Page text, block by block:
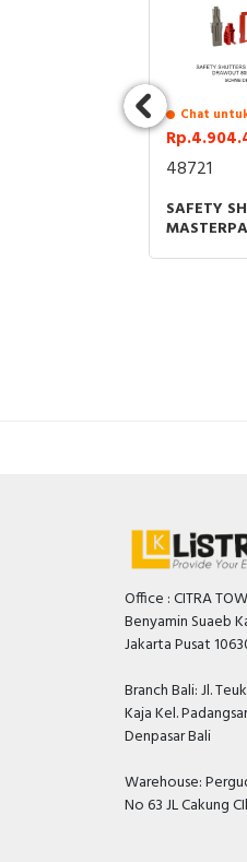
Chat
48721
SAFETY
Office : CITRA
Benyamin Suaeb
Jakarta Pusat
Branch Bali: Jl.
Kaja Kel.
Denpasar Bali
Warehouse:
No 63 JL Cakung